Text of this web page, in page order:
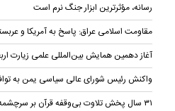
رسانه، مؤثرترین ابزار جنگ نرم است
مقاومت اسلامی عراق: پاسخ به آمریکا و
آغاز دهمین همایش بین‌المللی علمی زیارت
واکنش رئیس شورای عالی سیاسی یمن به
۳۱ سال پخش تلاوت بی‌وقفه قرآن بر سرچشمه آب ترکیه